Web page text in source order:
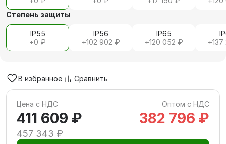
Степень защиты
IP55
+0 ₽
IP56
+102 902 ₽
IP65
+120 052 ₽
+
В избранное Сравнить
Цена с НДС Оптом с НДС
411 609 ₽
457 343 ₽
382 796 ₽